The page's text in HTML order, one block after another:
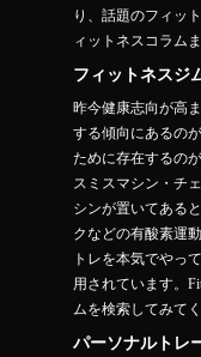
り、話題のフィッ
ィットネスコラム
フィットネスジ
昨今健康志向が高
する傾向にあるの
ために存在するの
スミスマシン・チ
シンが置いてある
クなどの有酸素運
トレを本気でやっ
用されています。
ムを検索してみてく
パーソナルトレ